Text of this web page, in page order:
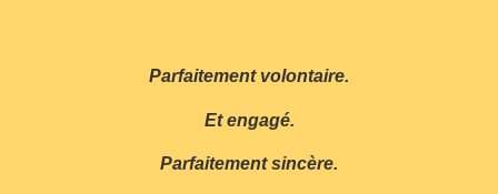
Parfaitement volontaire.
Et engagé.
Parfaitement sincère.